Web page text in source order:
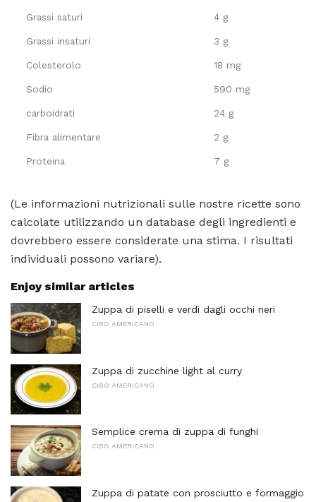
Grassi saturi 4 g
Grassi insaturi 3 g
Colesterolo 18 mg
Sodio 590 mg
carboidrati 24 g
Fibra alimentare 2 g
Proteina 7 g
(Le informazioni nutrizionali sulle nostre ricette sono
calcolate utilizzando un database degli ingredienti e
dovrebbero essere considerate una stima. I risultati
individuali possono variare).
Enjoy similar articles
Zuppa di piselli e verdi dagli occhi neri
CIBO AMERICANO
Zuppa di zucchine light al curry
CIBO AMERICANO
Semplice crema di zuppa di funghi
CIBO AMERICANO
Zuppa di patate con prosciutto e formaggio